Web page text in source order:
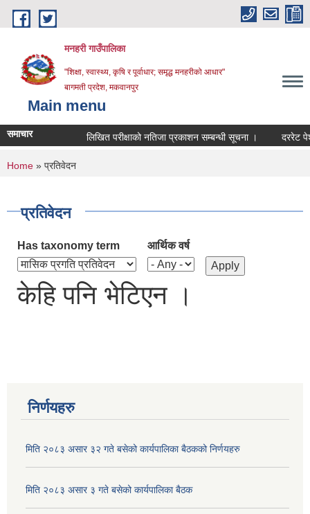
Skip to main content
मनहरी गाउँपालिका
"शिक्षा, स्वास्थ्य, कृषि र पूर्वाधार; समृद्ध मनहरीको आधार"
बागमती प्रदेश, मकवानपुर
Main menu
समाचार लिखित परीक्षाको नतिजा प्रकाशन सम्बन्धी सूचना । दररेट पेश गर्ने
You are here
Home » प्रतिवेदन
प्रतिवेदन
Has taxonomy term आर्थिक वर्ष
केहि पनि भेटिएन ।
निर्णयहरु
मिति २०८३ असार ३२ गते बसेको कार्यपालिका बैठकको निर्णयहरु
मिति २०८३ असार ३ गते बसेको कार्यपालिका बैठक